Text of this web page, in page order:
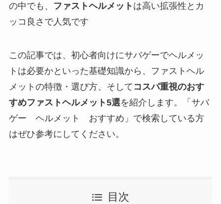
の中でも、
ファストヘルメット は高い拡張性とカ
ッコ良さで人気です​
この記事では、初心者向けにサバゲーでヘルメッ
トは必要かといった基礎知識から、ファストヘル
メットの特徴・選び方、そして コスパ重視のおす
すめファストヘルメット5選を紹介します。「サバ
ゲー ヘルメット おすすめ」で検索している方
はぜひ参考にしてください。
目次